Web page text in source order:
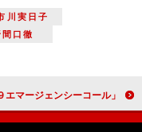
川実日子
間口徹
「１１９エマージェンシーコール」失声症の小夏を演じた蓮佛美沙子に絶賛の声 「何度も声を出そうとする姿に引き込まれた」